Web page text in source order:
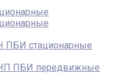
ПБИ стационарные
ПБИ передвижные